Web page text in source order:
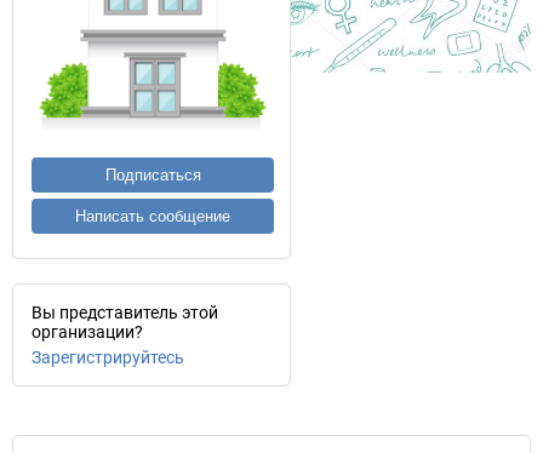
Подписаться
Написать сообщение
Вы представитель этой
организации?
Зарегистрируйтесь